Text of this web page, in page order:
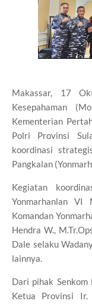
Makassar, 17
Kesepahaman
Kementerian
Polri Provinsi
koordinasi
Pangkalan
Kegiatan
Yonmarhanlan VI
Komandan
Hendra W.,
Dale selaku
lainnya.
Dari pihak
Ketua Provinsi Ir.